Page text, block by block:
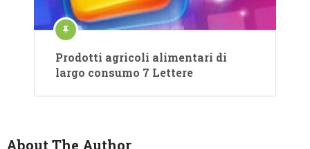
Prodotti agricoli alimentari di
largo consumo 7 Lettere
About The Author